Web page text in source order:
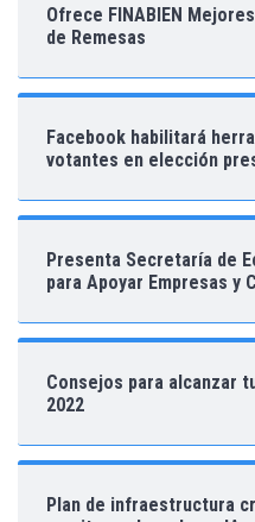
Ofrece FINABIEN
de Remesas
Facebook habilitará
votantes en elección
Presenta Secretaría de
para Apoyar Empresas y
Consejos para alcanzar
2022
Plan de infraestructura